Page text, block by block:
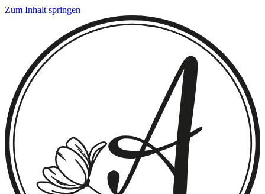
Zum Inhalt springen